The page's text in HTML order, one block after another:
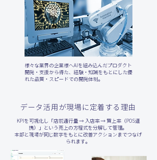
様々な業界の企業様へAIを組み込んだプロダクト
開発・支援から得た、経験・知識をもとにした優
れた品質・スピードでの開発体制。
データ活用が現場に定着する理由
KPIを可視化し「店前通行量 → 入店率 → 買上率（POS連
携）」という売上の方程式を分解して管理。
本部と現場が同じ数字をもとに改善アクションまでつなげ
られます。